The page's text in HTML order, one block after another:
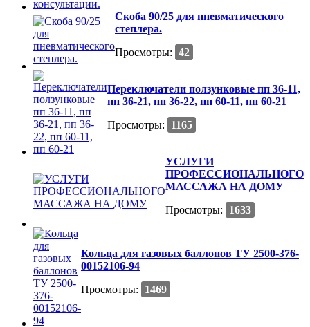
Скоба 90/25 для пневматического
степлера.
Просмотры: 42
Переключатели ползунковые пп 36-11,
пп 36-21, пп 36-22, пп 60-11, пп 60-21
Просмотры:
1165
УСЛУГИ
ПРОФЕССИОНАЛЬНОГО
МАССАЖА НА ДОМУ
Просмотры:
1633
Кольца для газовых баллонов ТУ 2500-376-
00152106-94
Просмотры:
1469